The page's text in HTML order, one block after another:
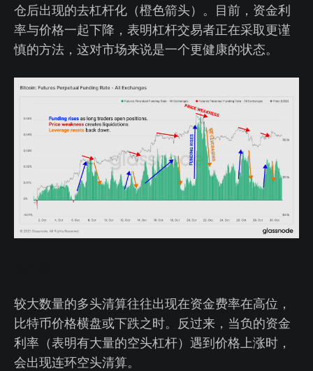
仓后出现的去杠杆化（橙色箭头）。目前，资金利
率与价格一起下降，表明杠杆交易者正在采取更谨
慎的方法，这对市场来说是一个更健康的状态。
较大数量的多头清算往往出现在资金费率在高位，
比特币价格横盘或下跌之时。反过来，当负的资金
利率（表明有大量的空头杠杆）遇到价格上涨时，
会出现连环空头清算。